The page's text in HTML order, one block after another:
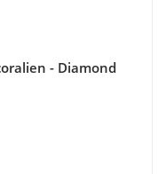
- Diamond